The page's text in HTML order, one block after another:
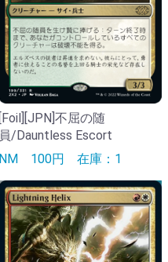
[Foil][JPN]不屈の随
員/Dauntless Escort
NM 100円 在庫：1